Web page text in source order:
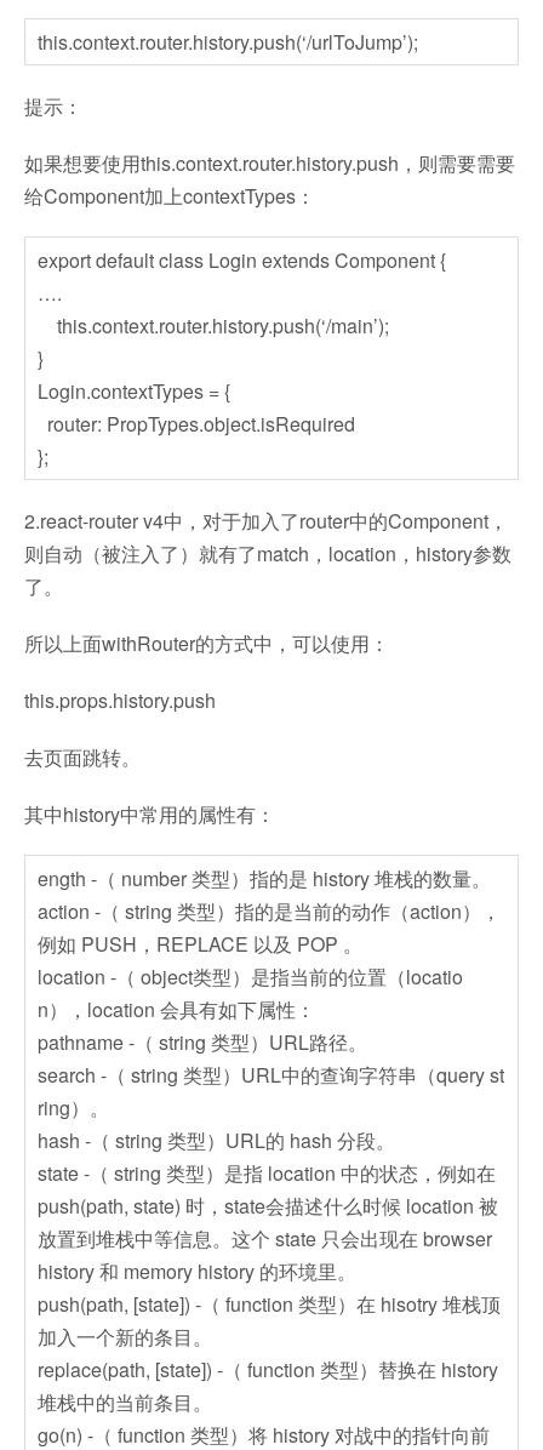
this.context.router.history.push(‘/urlToJump’);
提示：
如果想要使用this.context.router.history.push，则需要需要
给Component加上contextTypes：
export default class Login extends Component {
….
this.context.router.history.push(‘/main’);
}
Login.contextTypes = {
router: PropTypes.object.isRequired
};
2.react-router v4中，对于加入了router中的Component，
则自动（被注入了）就有了match，location，history参数
了。
所以上面withRouter的方式中，可以使用：
this.props.history.push
去页面跳转。
其中history中常用的属性有：
ength -（ number 类型）指的是 history 堆栈的数量。
action -（ string 类型）指的是当前的动作（action），
例如 PUSH，REPLACE 以及 POP 。
location -（ object类型）是指当前的位置（locatio
n），location 会具有如下属性：
pathname -（ string 类型）URL路径。
search -（ string 类型）URL中的查询字符串（query st
ring）。
hash -（ string 类型）URL的 hash 分段。
state -（ string 类型）是指 location 中的状态，例如在
push(path, state) 时，state会描述什么时候 location 被
放置到堆栈中等信息。这个 state 只会出现在 browser
history 和 memory history 的环境里。
push(path, [state]) -（ function 类型）在 hisotry 堆栈顶
加入一个新的条目。
replace(path, [state]) -（ function 类型）替换在 history
堆栈中的当前条目。
go(n) -（ function 类型）将 history 对战中的指针向前